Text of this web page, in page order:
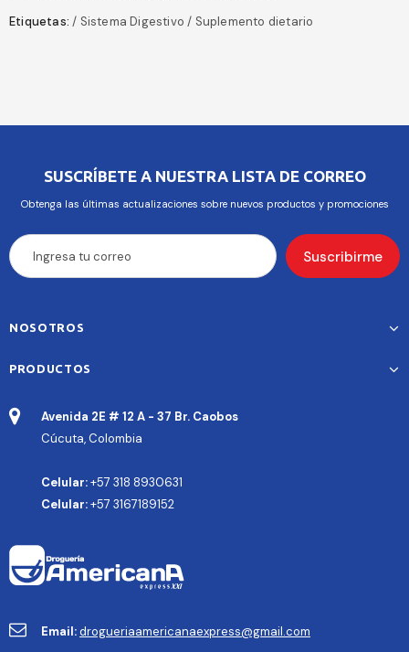
Etiquetas: / Sistema Digestivo / Suplemento dietario
SUSCRÍBETE A NUESTRA LISTA DE CORREO
Obtenga las últimas actualizaciones sobre nuevos productos y promociones
NOSOTROS
PRODUCTOS
Avenida 2E # 12 A - 37 Br. Caobos
Cúcuta, Colombia
Celular:+57 318 8930631
Celular:+57 3167189152
Email:drogueriaamericanaexpress@gmail.com